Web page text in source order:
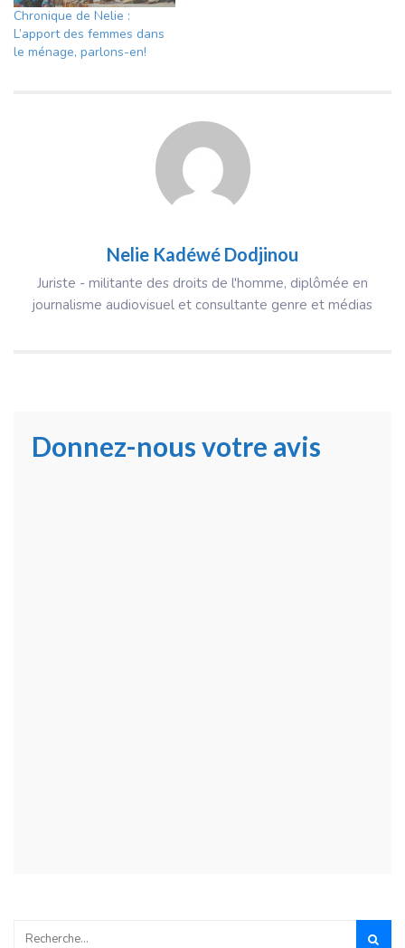
Chronique de Nelie :
L’apport des femmes dans
le ménage, parlons-en!
Nelie Kadéwé Dodjinou
Juriste - militante des droits de l'homme, diplômée en
journalisme audiovisuel et consultante genre et médias
Donnez-nous votre avis